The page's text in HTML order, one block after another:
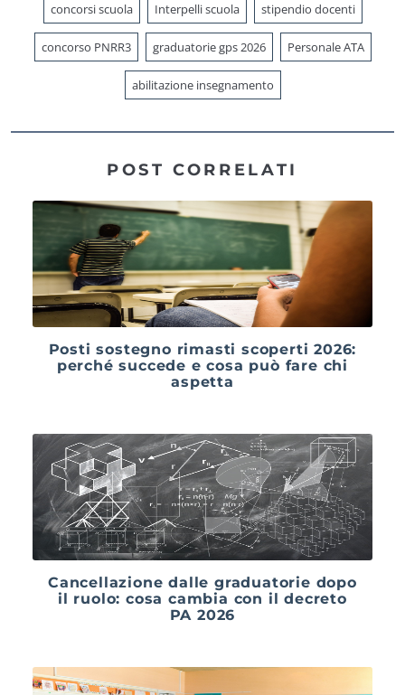
concorsi scuola Interpelli scuola stipendio docenti
concorso PNRR3 graduatorie gps 2026 Personale ATA
abilitazione insegnamento
POST CORRELATI
Posti sostegno rimasti scoperti 2026:
perché succede e cosa può fare chi
aspetta
Cancellazione dalle graduatorie dopo
il ruolo: cosa cambia con il decreto
PA 2026